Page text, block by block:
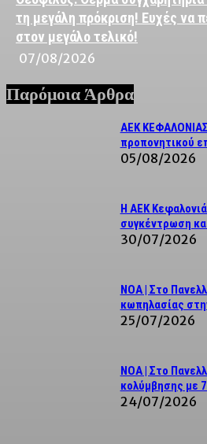
τη μεγάλη πρόκριση! Ευχές να
στον μεγάλο τελικό!
07/08/2026
Παρόμοια Άρθρα
ΑΕΚ
προπονητικού
05/08/2026
Η ΑΕΚ
συγκέντρωση
30/07/2026
NOA | Στο
κωπηλασίας
25/07/2026
ΝΟΑ | Στο
κολύμβησης με
24/07/2026